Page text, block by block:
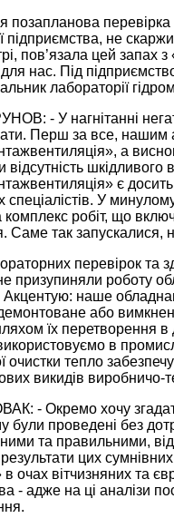
позапланова
підприємства, не
пов’язала цей запах
нас. Під
лабораторії
- У нагнітанні
Перш за все, нашим
а
відсутність
є
спеціалістів. У
комплекс робіт, що
Саме так запускалися,
перевірок та
призупиняли роботу
наше
або
їх перетворення в
в
очистки тепло
викидів
- Окремо хочу
були проведені без
та правильними,
результати цих
очах вітчизняних та
- адже на ці аналізи